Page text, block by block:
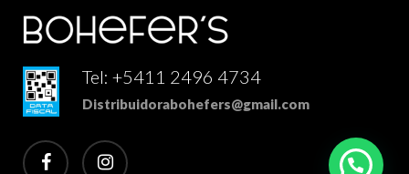
Tel: +5411 2496 4734
Distribuidorabohefers@gmail.com
facebook instagram